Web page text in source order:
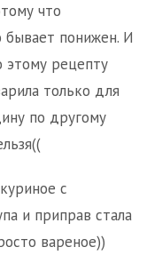
что
бывает понижен. И
этому рецепту
только для
по другому
с
и приправ стала
вареное))